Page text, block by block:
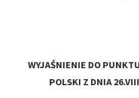
WYJAŚNIENIE DO
POLSKI Z DNIA